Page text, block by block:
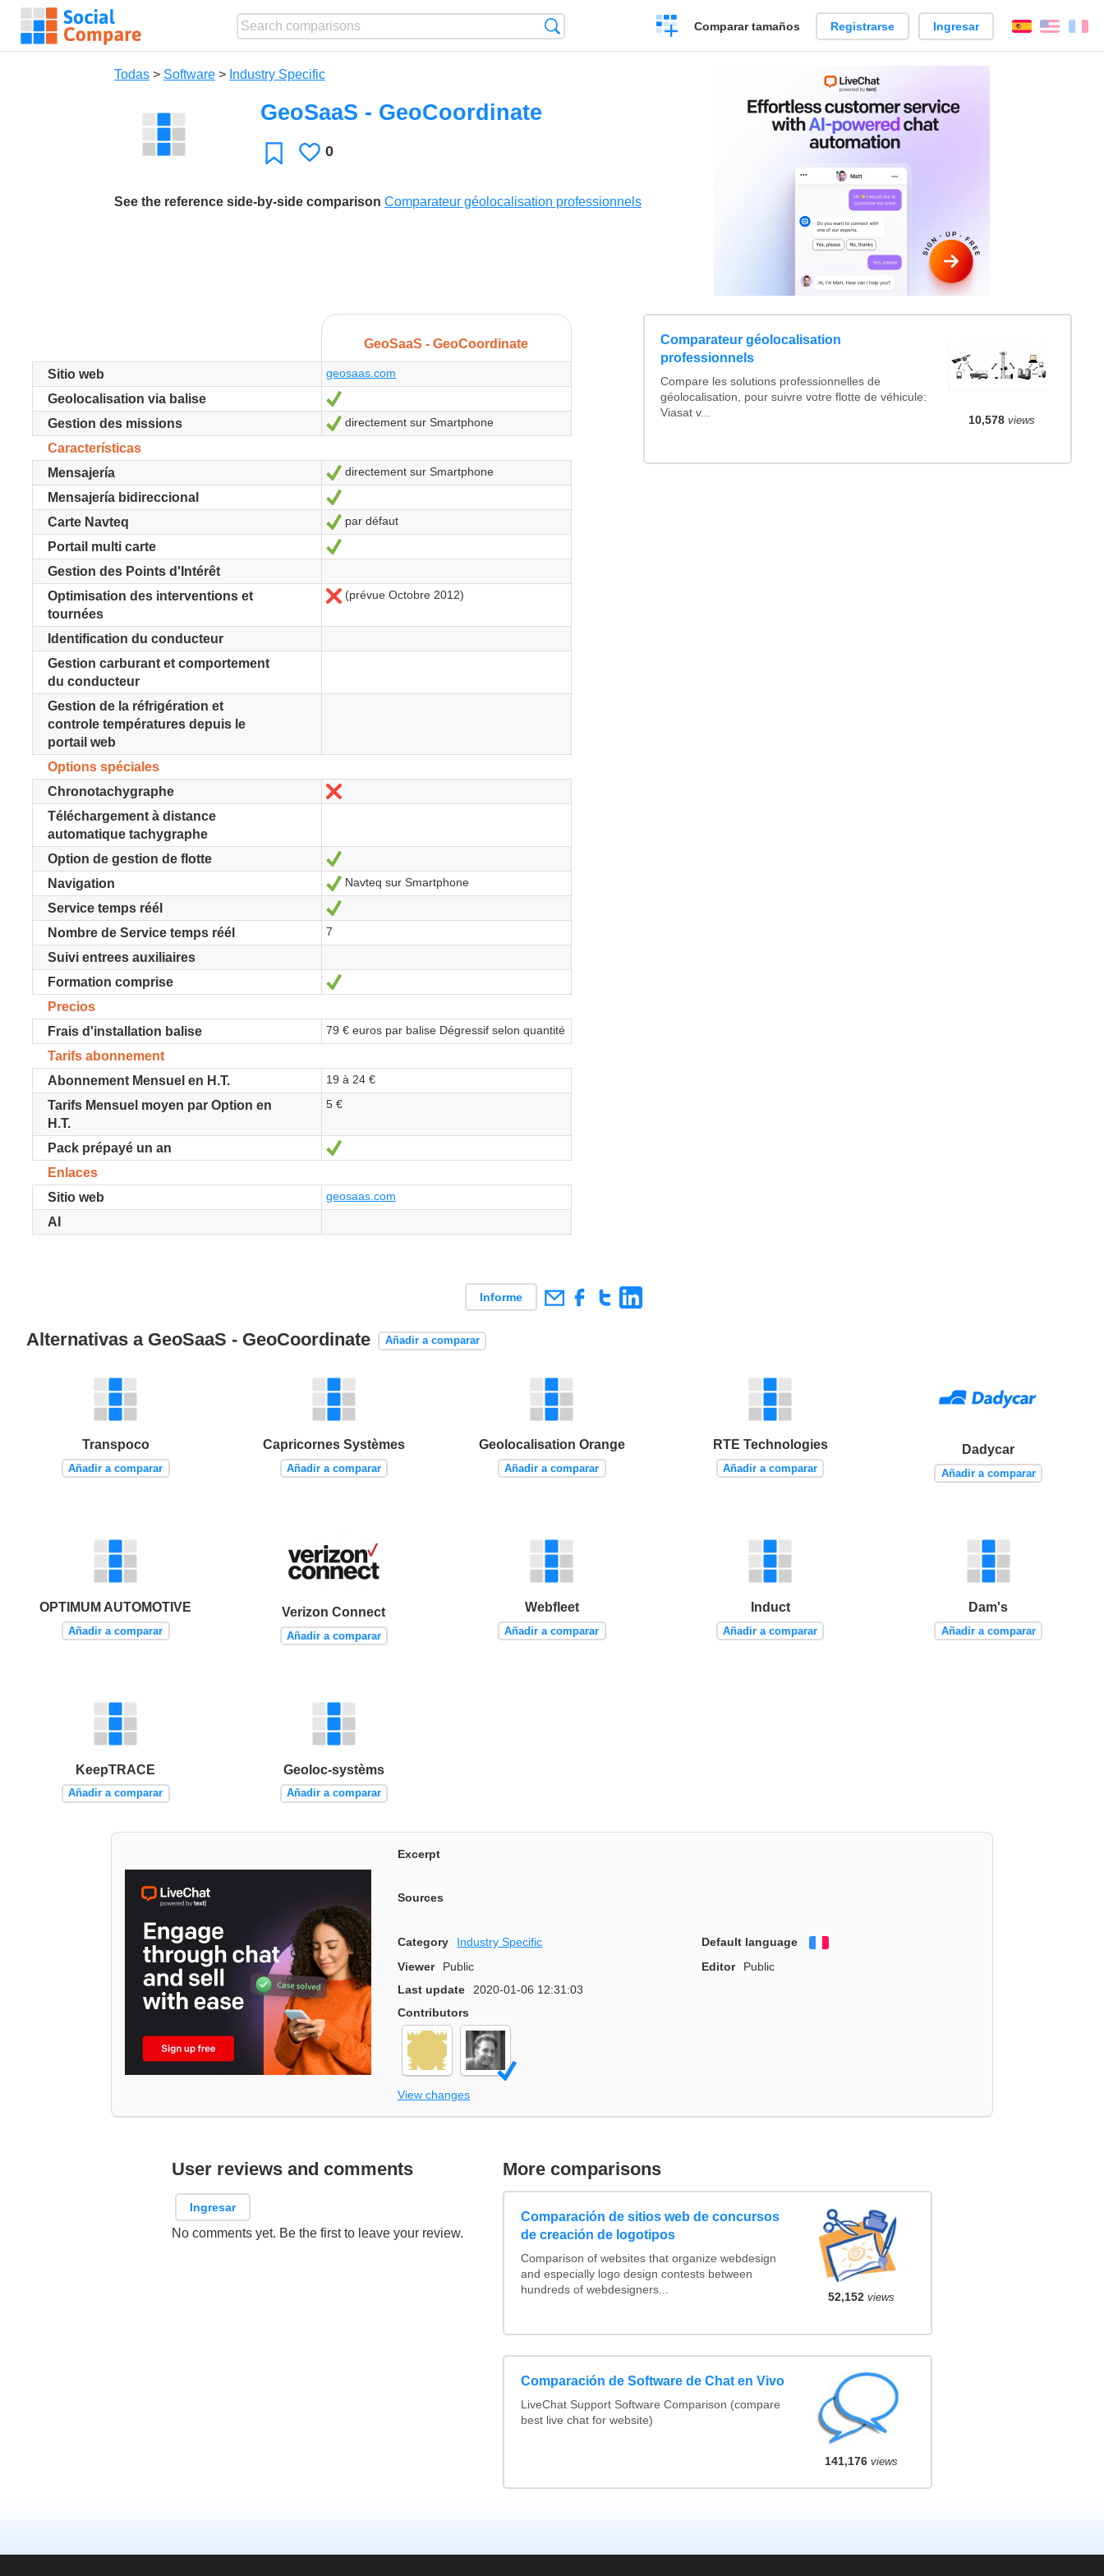
Crear
una
Comparar tamaños Registrarse Ingresar EspañolEnglish
Todas > Software > Industry Specific
GeoSaaS - GeoCoordinate
Favoritos
Le
0
See the reference side-by-side comparison Comparateur géolocalisation professionnels
GeoSaaS - GeoCoordinate
Sitio web geosaas.com
Geolocalisation via balise
Gestion des missions Sí
directement sur Smartphone
Características
Mensajería
Sí
directement sur Smartphone
Mensajería bidireccional
Carte Navteq Sí
par défaut
Portail multi carte
Gestion des Points d'Intérêt
Optimisation des interventions et
tournées
No
(prévue Octobre 2012)
Identification du conducteur
Gestion carburant et comportement
du conducteur
Gestion de la réfrigération et
controle températures depuis le
portail web
Options spéciales
Chronotachygraphe
Téléchargement à distance
automatique tachygraphe
Option de gestion de flotte
Navigation Sí
Navteq sur Smartphone
Service temps réél
Nombre de Service temps réél 7
Suivi entrees auxiliaires
Formation comprise
Precios
Frais d'installation balise
79 € euros par balise Dégressif selon quantité
Tarifs abonnement
Abonnement Mensuel en H.T.
19 à 24 €
Tarifs Mensuel moyen par Option en
H.T.
5 €
Pack prépayé un an
Enlaces
Sitio web
geosaas.com
AI
Comparateur géolocalisation
professionnels
Compare les solutions professionnelles de
géolocalisation, pour suivre votre flotte de véhicule:
Viasat v...
10,578 views
Informe
Alternativas a GeoSaaS - GeoCoordinate Añadir a comparar
Transpoco
Añadir a comparar
Capricornes Systèmes
Añadir a comparar
Geolocalisation Orange
Añadir a comparar
RTE Technologies
Añadir a comparar
Dadycar
Añadir a comparar
OPTIMUM AUTOMOTIVE
Añadir a comparar
Verizon Connect
Añadir a comparar
Webfleet
Añadir a comparar
Induct
Añadir a comparar
Dam's
Añadir a comparar
KeepTRACE
Añadir a comparar
Geoloc-systèms
Añadir a comparar
Excerpt
Sources
Category Industry Specific Default language
Viewer
Public Editor
Public
Last update
2020-01-06 12:31:03
Contributors
View changes
User reviews and comments
Ingresar
No comments yet. Be the first to leave your review.
More comparisons
Comparación de sitios web de concursos
de creación de logotipos
Comparison of websites that organize webdesign
and especially logo design contests between
hundreds of webdesigners...
52,152 views
Comparación de Software de Chat en Vivo
LiveChat Support Software Comparison (compare
best live chat for website)
141,176 views